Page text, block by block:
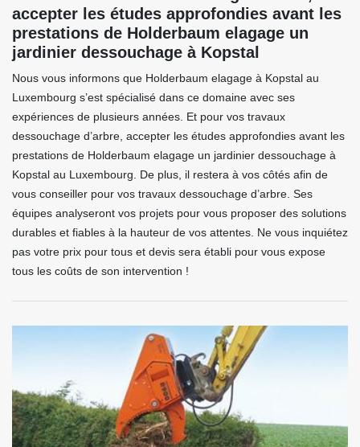
accepter les études approfondies avant les
prestations de Holderbaum elagage un
jardinier dessouchage à Kopstal
Nous vous informons que Holderbaum elagage à Kopstal au
Luxembourg s’est spécialisé dans ce domaine avec ses
expériences de plusieurs années. Et pour vos travaux
dessouchage d’arbre, accepter les études approfondies avant les
prestations de Holderbaum elagage un jardinier dessouchage à
Kopstal au Luxembourg. De plus, il restera à vos côtés afin de
vous conseiller pour vos travaux dessouchage d’arbre. Ses
équipes analyseront vos projets pour vous proposer des solutions
durables et fiables à la hauteur de vos attentes. Ne vous inquiétez
pas votre prix pour tous et devis sera établi pour vous expose
tous les coûts de son intervention !